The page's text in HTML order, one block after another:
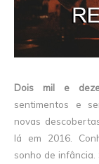
Dois mil e
sentimentos e
novas
lá em 2016.
sonho de